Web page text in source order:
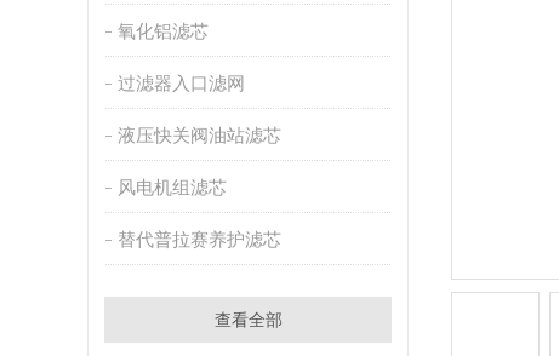
氧化铝滤芯
过滤器入口滤网
液压快关阀油站滤芯
风电机组滤芯
替代普拉赛养护滤芯
查看全部